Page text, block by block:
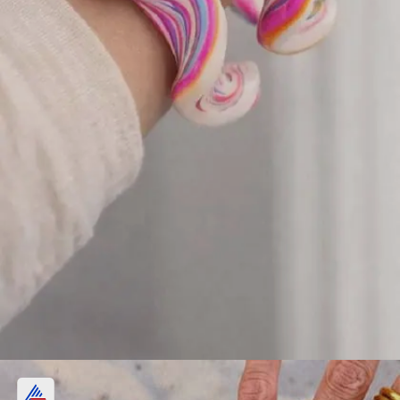
लाख ट्विस्टेड बैंगल